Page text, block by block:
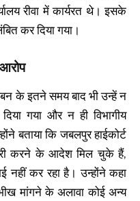
रीवा में कार्यरत थे। इसके
कर दिया गया।
के इतने समय बाद भी उन्हें न
गया और न ही विभागीय
बताया कि जबलपुर हाईकोर्ट
करने के आदेश मिल चुके हैं,
नहीं कर रहा है। उन्होंने कहा
मांगने के अलावा कोई अन्य